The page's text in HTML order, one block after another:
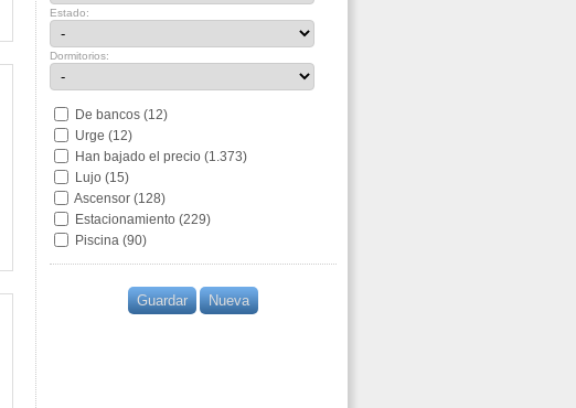
Estado:
Dormitorios:
De bancos (12)
Urge (12)
Han bajado el precio (1.373)
Lujo (15)
Ascensor (128)
Estacionamiento (229)
Piscina (90)
Guardar Nueva